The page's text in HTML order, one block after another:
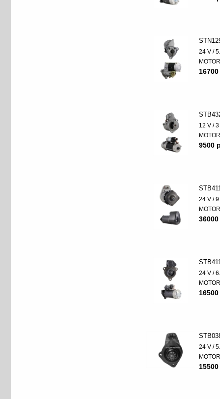
24 V /
12 V /
9500
24 V /
24 V /
24 V /